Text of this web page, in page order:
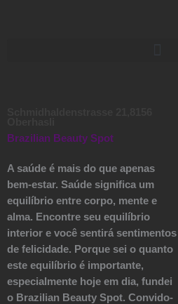
Brazilian Beauty Spot
A saúde é mais do que apenas
bem-estar. Saúde significa um
equilíbrio entre corpo, mente e
alma. Encontre seu equilíbrio
interior e você sentirá sentimentos
de felicidade. Porque sei o quanto
este equilíbrio é importante,
especialmente hoje em dia, fundei
o Brazilian Beauty Spot. Convido-